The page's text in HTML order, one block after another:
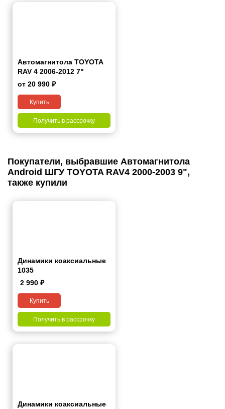
Автомагнитола TOYOTA
RAV 4 2006-2012 7"
от 20 990 ₽
Купить
Получить в рассрочку
Покупатели, выбравшие Автомагнитола
Android ШГУ TOYOTA RAV4 2000-2003 9",
также купили
Динамики коаксиальные
1035
2 990 ₽
Купить
Получить в рассрочку
Динамики коаксиальные